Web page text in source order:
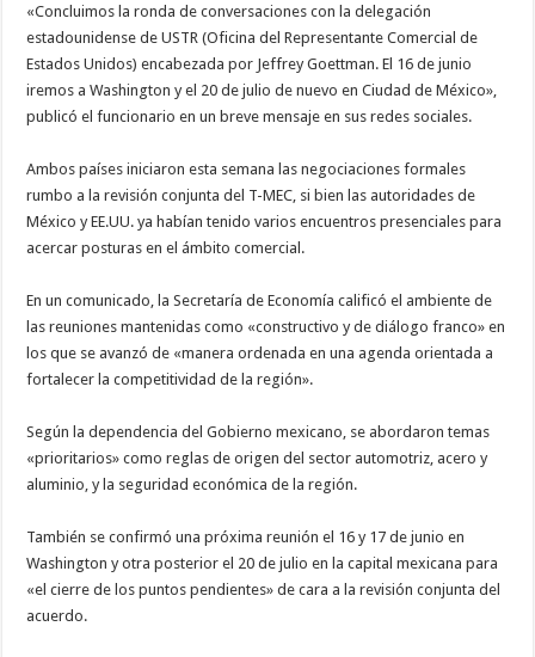
«Concluimos la ronda de conversaciones con la delegación
estadounidense de USTR (Oficina del Representante Comercial de
Estados Unidos) encabezada por Jeffrey Goettman. El 16 de junio
iremos a Washington y el 20 de julio de nuevo en Ciudad de México»,
publicó el funcionario en un breve mensaje en sus redes sociales.
Ambos países iniciaron esta semana las negociaciones formales
rumbo a la revisión conjunta del T-MEC, si bien las autoridades de
México y EE.UU. ya habían tenido varios encuentros presenciales para
acercar posturas en el ámbito comercial.
En un comunicado, la Secretaría de Economía calificó el ambiente de
las reuniones mantenidas como «constructivo y de diálogo franco» en
los que se avanzó de «manera ordenada en una agenda orientada a
fortalecer la competitividad de la región».
Según la dependencia del Gobierno mexicano, se abordaron temas
«prioritarios» como reglas de origen del sector automotriz, acero y
aluminio, y la seguridad económica de la región.
También se confirmó una próxima reunión el 16 y 17 de junio en
Washington y otra posterior el 20 de julio en la capital mexicana para
«el cierre de los puntos pendientes» de cara a la revisión conjunta del
acuerdo.